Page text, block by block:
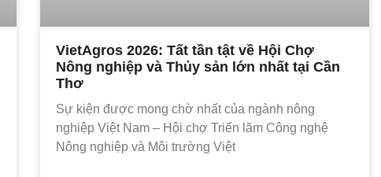
VietAgros 2026: Tất tần tật về Hội Chợ
Nông nghiệp và Thủy sản lớn nhất tại Cần
Thơ
Sự kiện được mong chờ nhất của ngành nông
nghiệp Việt Nam – Hội chợ Triển lãm Công nghệ
Nông nghiệp và Môi trường Việt